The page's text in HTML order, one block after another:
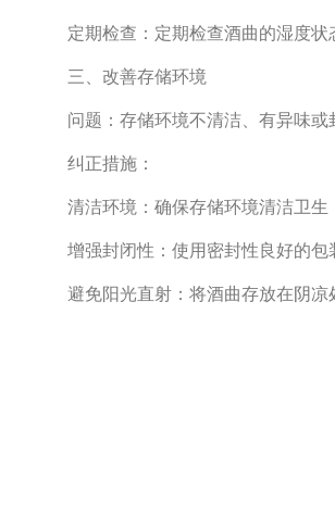
定期检查：定期检查酒曲的湿度
三、改善存储环境
问题：存储环境不清洁、有异味或
纠正措施：
清洁环境：确保存储环境清洁卫
增强封闭性：使用密封性良好的
避免阳光直射：将酒曲存放在阴